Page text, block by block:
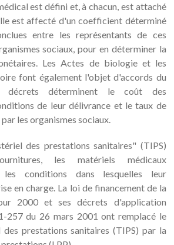
est défini et, à chacun, est attaché
est affecté d'un coefficient déterminé
entre les représentants de ces
sociaux, pour en déterminer la
Les Actes de biologie et les
font également l'objet d'accords du
décrets déterminent le coût des
de leur délivrance et le taux de
les organismes sociaux.
des prestations sanitaires" (TIPS)
les matériels médicaux
les conditions dans lesquelles leur
en charge. La loi de financement de la
2000 et ses décrets d'application
257 du 26 mars 2001 ont remplacé le
prestations sanitaires (TIPS) par la